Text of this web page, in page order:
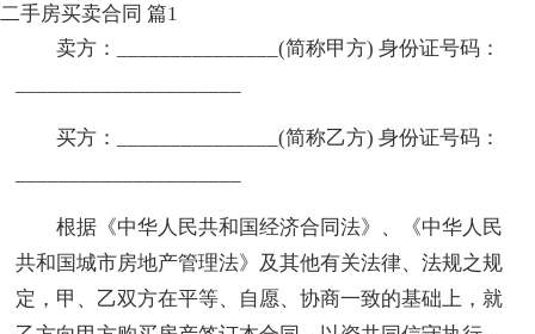
二手房买卖合同 篇1
卖方：_______________(简称甲方) 身份证号码：
买方：_______________(简称乙方) 身份证号码：
根据《中华人民共和国经济合同法》、《中华人民
共和国城市房地产管理法》及其他有关法律、法规之规
定，甲、乙双方在平等、自愿、协商一致的基础上，就